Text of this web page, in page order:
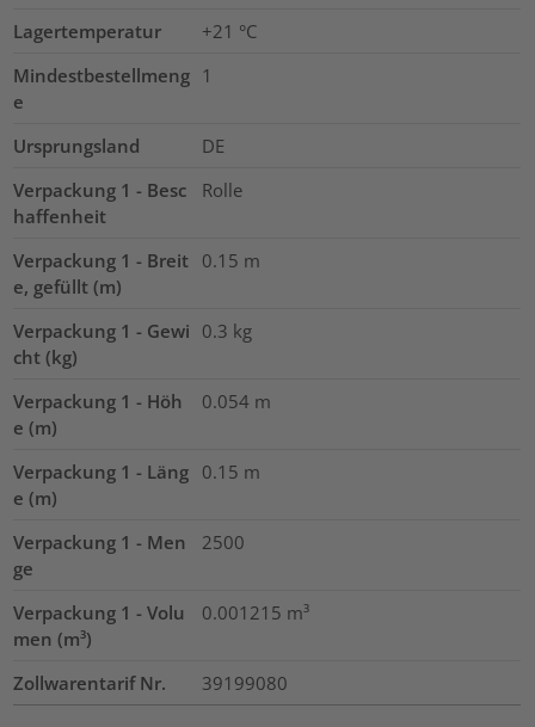
Lagertemperatur
+21 °C
Mindestbestellmeng
e
1
Ursprungsland
DE
Verpackung 1 - Besc
haffenheit
Rolle
Verpackung 1 - Breit
e, gefüllt (m)
0.15 m
Verpackung 1 - Gewi
cht (kg)
0.3 kg
Verpackung 1 - Höh
e (m)
0.054 m
Verpackung 1 - Läng
e (m)
0.15 m
Verpackung 1 - Men
ge
2500
Verpackung 1 - Volu
men (m³)
0.001215 m³
Zollwarentarif Nr. 39199080